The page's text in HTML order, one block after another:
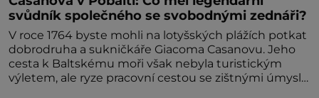
svůdník společného se svobodnými zednáři?
V roce 1764 byste mohli na lotyšských plážích potkat
dobrodruha a sukničkáře Giacoma Casanovu. Jeho
cesta k Baltskému moři však nebyla turistickým
výletem, ale ryze pracovní cestou se zištnými úmysly.